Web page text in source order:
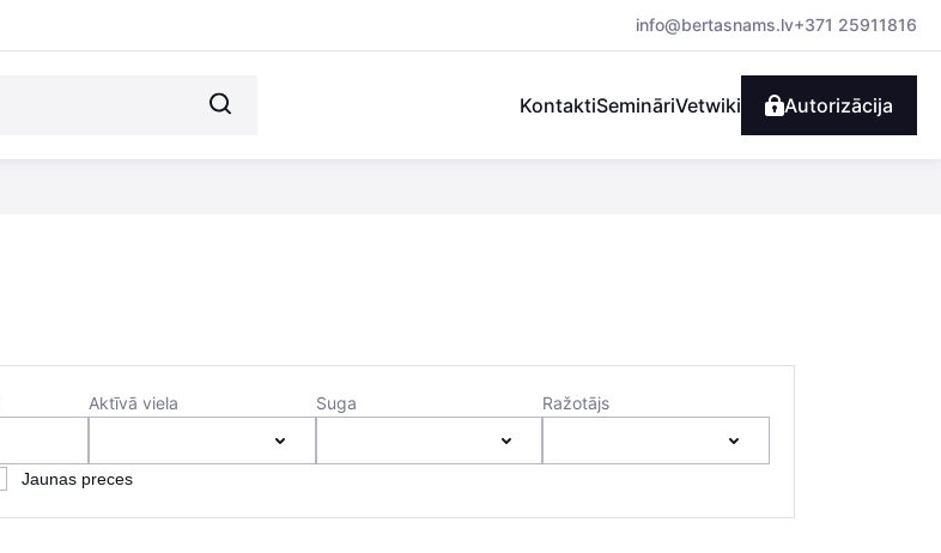
info@bertasnams.lv+371 25911816
KontaktiSemināriVetwiki Autorizācija
Aktīvā viela Suga Ražotājs
Jaunas preces